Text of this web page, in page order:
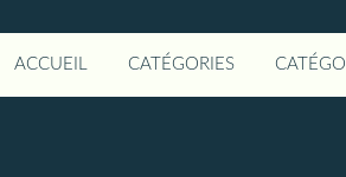
ACCUEIL CATÉGORIES